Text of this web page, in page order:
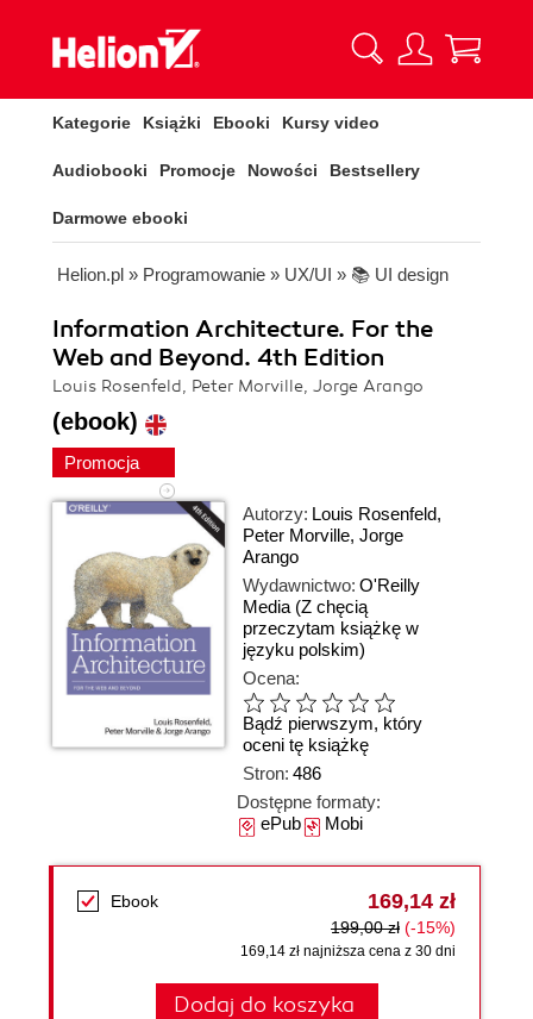
Kategorie Książki Ebooki Kursy video
Audiobooki Promocje Nowości Bestsellery
Darmowe ebooki
Helion.pl » Programowanie » UX/UI » 📚 UI design
Information Architecture. For the
Web and Beyond. 4th Edition
Louis Rosenfeld, Peter Morville, Jorge Arango
(ebook)
Promocja
Autorzy: Louis Rosenfeld,
Peter Morville, Jorge
Arango
Wydawnictwo: O'Reilly
Media (Z chęcią
przeczytam książkę w
języku polskim)
Ocena:
Bądź pierwszym, który
oceni tę książkę
Stron: 486
Dostępne formaty:
ePubMobi
Ebook 169,14 zł
199,00 zł (-15%)
169,14 zł najniższa cena z 30 dni
Dodaj do koszyka